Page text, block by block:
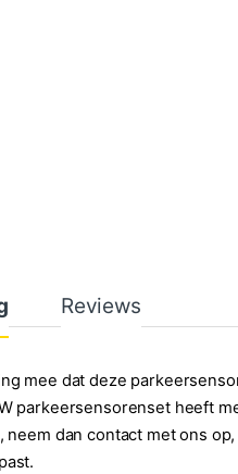
Reviews
mee dat deze
parkeersensorenset heeft
neem dan contact met ons